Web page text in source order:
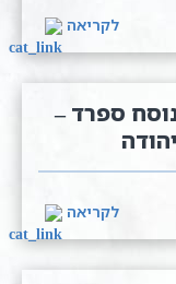
לקריאה
ספרד –
לקריאה